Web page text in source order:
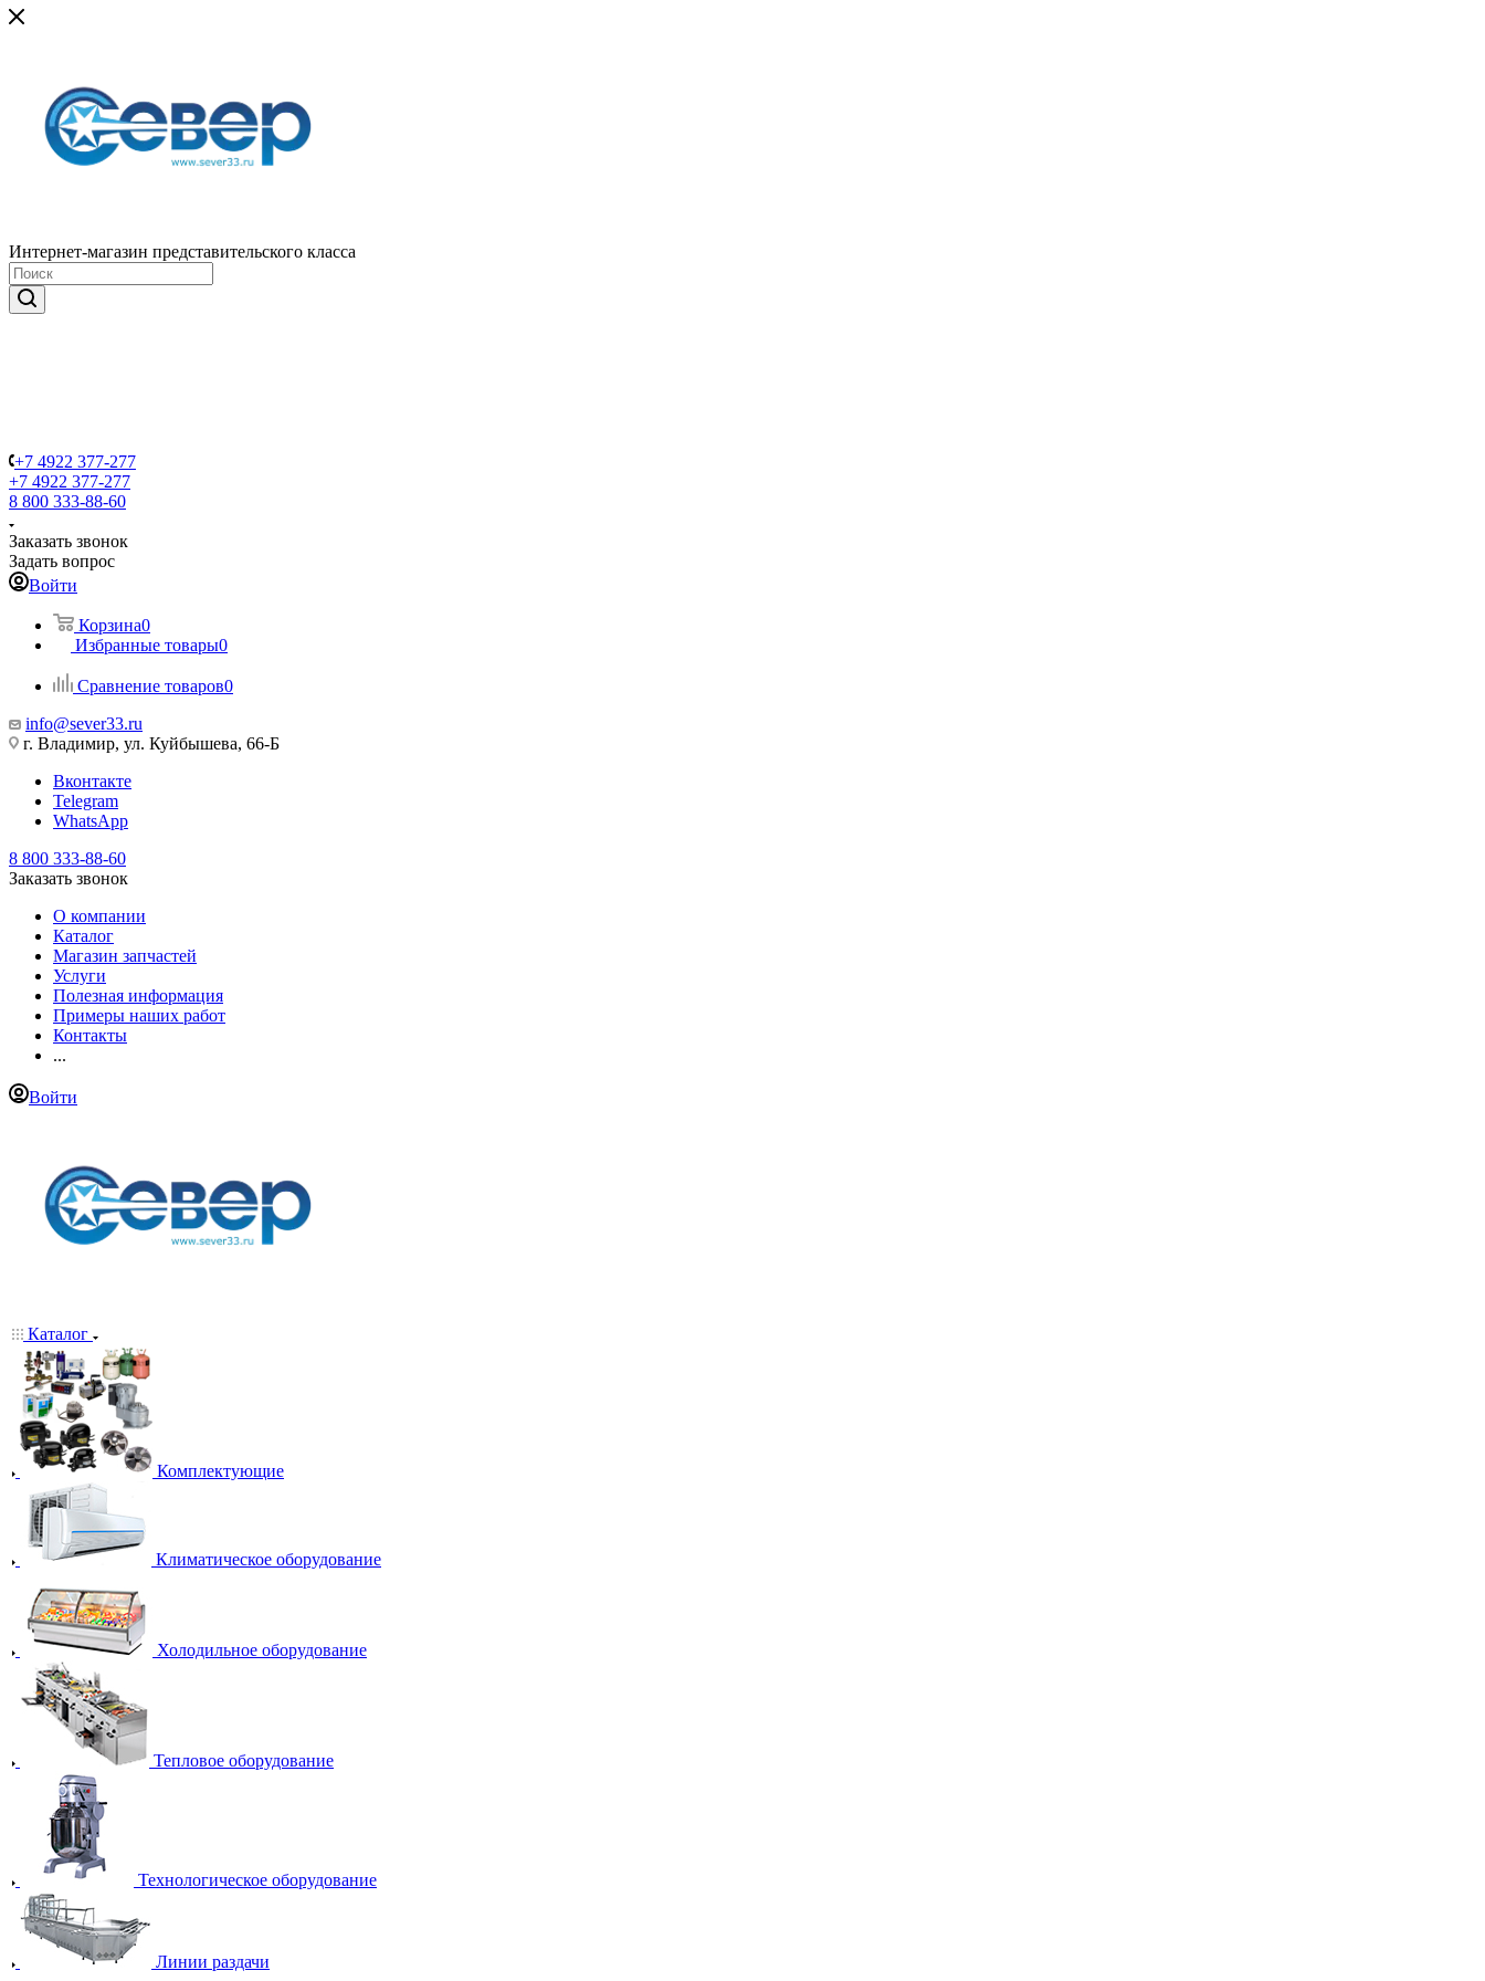
Интернет-магазин представительского класса
+7 4922 377-277
+7 4922 377-277
8 800 333-88-60
Заказать звонок
Задать вопрос
Войти
Корзина0
Избранные товары0
Сравнение товаров0
info@sever33.ru
г. Владимир, ул. Куйбышева, 66-Б
Вконтакте
Telegram
WhatsApp
8 800 333-88-60
Заказать звонок
О компании
Каталог
Магазин запчастей
Услуги
Полезная информация
Примеры наших работ
Контакты
...
Войти
Каталог
Комплектующие
Климатическое оборудование
Холодильное оборудование
Тепловое оборудование
Технологическое оборудование
Линии раздачи